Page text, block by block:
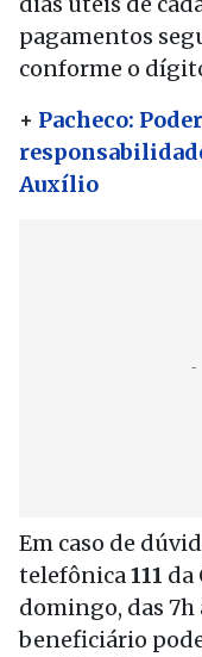
pagamentos
conforme o
+ Pacheco:
Auxílio
Em caso de
telefônica111 da
domingo, das 7h
beneficiário